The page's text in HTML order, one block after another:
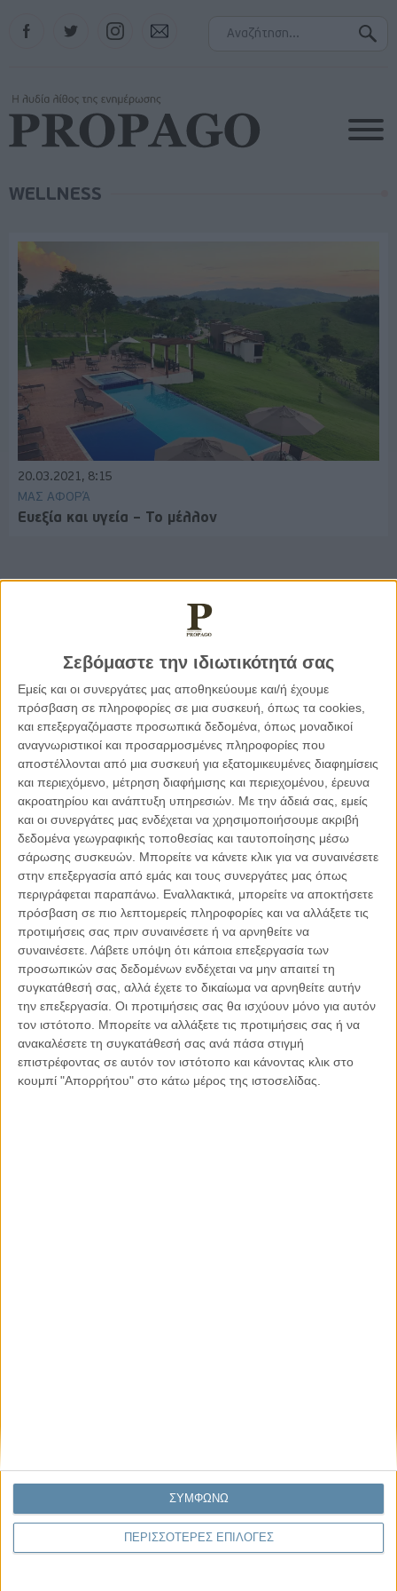
Σεβόμαστε την ιδιωτικότητά σας
Εμείς και οι συνεργάτες μας αποθηκεύουμε και/ή έχουμε
πρόσβαση σε πληροφορίες σε μια συσκευή, όπως τα cookies,
και επεξεργαζόμαστε προσωπικά δεδομένα, όπως μοναδικοί
αναγνωριστικοί και προσαρμοσμένες πληροφορίες που
αποστέλλονται από μια συσκευή για εξατομικευμένες διαφημίσεις
και περιεχόμενο, μέτρηση διαφήμισης και περιεχομένου, έρευνα
ακροατηρίου και ανάπτυξη υπηρεσιών. Με την άδειά σας, εμείς
και οι συνεργάτες μας ενδέχεται να χρησιμοποιήσουμε ακριβή
δεδομένα γεωγραφικής τοποθεσίας και ταυτοποίησης μέσω
σάρωσης συσκευών. Μπορείτε να κάνετε κλικ για να συναινέσετε
στην επεξεργασία από εμάς και τους συνεργάτες μας όπως
περιγράφεται παραπάνω. Εναλλακτικά, μπορείτε να αποκτήσετε
πρόσβαση σε πιο λεπτομερείς πληροφορίες και να αλλάξετε τις
προτιμήσεις σας πριν συναινέσετε ή να αρνηθείτε να
συναινέσετε. Λάβετε υπόψη ότι κάποια επεξεργασία των
προσωπικών σας δεδομένων ενδέχεται να μην απαιτεί τη
συγκατάθεσή σας, αλλά έχετε το δικαίωμα να αρνηθείτε αυτήν
την επεξεργασία. Οι προτιμήσεις σας θα ισχύουν μόνο για αυτόν
τον ιστότοπο. Μπορείτε να αλλάξετε τις προτιμήσεις σας ή να
ανακαλέσετε τη συγκατάθεσή σας ανά πάσα στιγμή
επιστρέφοντας σε αυτόν τον ιστότοπο και κάνοντας κλικ στο
κουμπί "Απορρήτου" στο κάτω μέρος της ιστοσελίδας.
ΠΕΡΙΣΣΟΤΕΡΕΣ ΕΠΙΛΟΓΕΣ
ΣΥΜΦΩΝΩ
Instagram
WELLNESS
20.03.2021, 8:15
ΜΑΣ ΑΦΟΡΆ
Ευεξία και υγεία – Το μέλλον
Κέλλυ Καμπάκη
γράφει για την “ισόβια καταδίκη
της”
Γιάννης Πανούσης
Οι μόνοι αθώοι
Αντώνιος Ντακανάλης
Τέμπη: Η Κορυφή του Παγόβουνου
μιας Κοινωνίας που βράζει
Γιάννης Πανούσης
Μικροδιάβολοι ή άγουροι
εγκληματίες; – Άρθρο – παρέμβαση
στο Propago του Γιάννη Πανούση
Να αφήνεις τους ανθρώπους να είναι (letting